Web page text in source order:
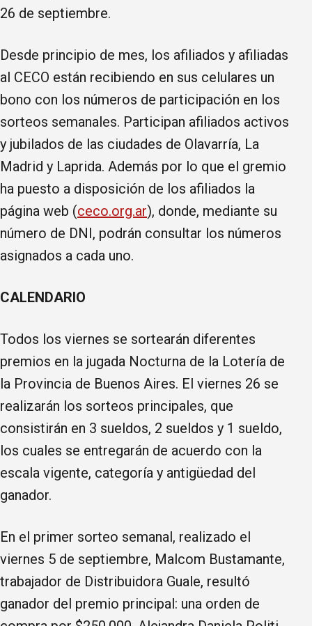
26 de septiembre.
Desde principio de mes, los afiliados y afiliadas
al CECO están recibiendo en sus celulares un
bono con los números de participación en los
sorteos semanales. Participan afiliados activos
y jubilados de las ciudades de Olavarría, La
Madrid y Laprida. Además por lo que el gremio
ha puesto a disposición de los afiliados la
página web (ceco.org.ar), donde, mediante su
número de DNI, podrán consultar los números
asignados a cada uno.
CALENDARIO
Todos los viernes se sortearán diferentes
premios en la jugada Nocturna de la Lotería de
la Provincia de Buenos Aires. El viernes 26 se
realizarán los sorteos principales, que
consistirán en 3 sueldos, 2 sueldos y 1 sueldo,
los cuales se entregarán de acuerdo con la
escala vigente, categoría y antigüedad del
ganador.
En el primer sorteo semanal, realizado el
viernes 5 de septiembre, Malcom Bustamante,
trabajador de Distribuidora Guale, resultó
ganador del premio principal: una orden de